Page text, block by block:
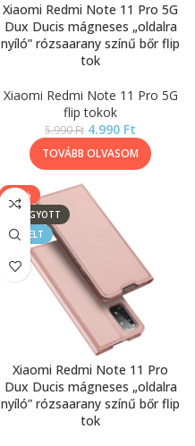
Xiaomi Redmi Note 11 Pro 5G
Dux Ducis mágneses „oldalra
nyíló” rózsaarany színű bőr flip
tok
Xiaomi Redmi Note 11 Pro 5G
flip tokok
5.990Ft 4.990 Ft
TOVÁBB OLVASOM
-17%
ELFOGYOTT
KIEMELT
Xiaomi Redmi Note 11 Pro
Dux Ducis mágneses „oldalra
nyíló” rózsaarany színű bőr flip
tok